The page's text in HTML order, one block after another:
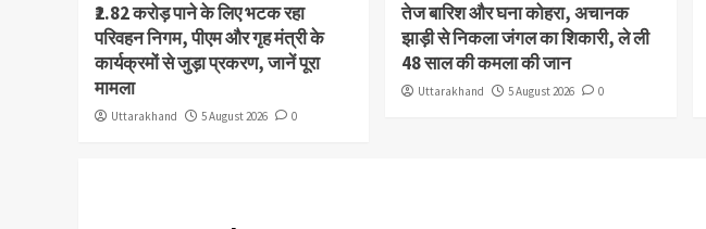
₹2.82 करोड़ पाने के लिए भटक रहा
परिवहन निगम, पीएम और गृह मंत्री के
कार्यक्रमों से जुड़ा प्रकरण, जानें पूरा
मामला
Uttarakhand 5 August 2026 0
तेज बारिश और घना कोहरा, अचानक
झाड़ी से निकला जंगल का शिकारी, ले ली
48 साल की कमला की जान
Uttarakhand 5 August 2026 0